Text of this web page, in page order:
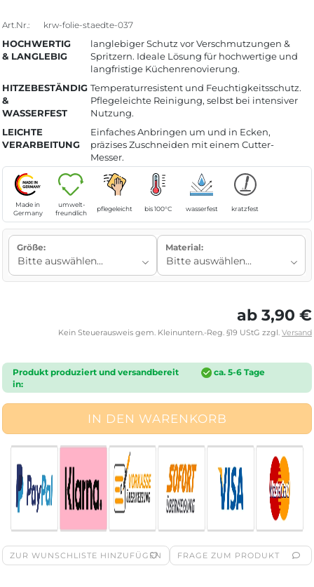
Art.Nr.: krw-folie-staedte-037
HOCHWERTIG
& LANGLEBIG
langlebiger Schutz vor Verschmutzungen &
Spritzern. Ideale Lösung für hochwertige und
langfristige Küchenrenovierung.
HITZEBESTÄNDIG
&
WASSERFEST
Temperaturresistent und Feuchtigkeitsschutz.
Pflegeleichte Reinigung, selbst bei intensiver
Nutzung.
LEICHTE
VERARBEITUNG
Einfaches Anbringen um und in Ecken,
präzises Zuschneiden mit einem Cutter-
Messer.
Made in
Germany
umwelt-
freundlich
pflegeleicht bis 100°C wasserfest kratzfest
Größe: Material:
ab 3,90 €
Kein Steuerausweis gem. Kleinuntern.-Reg. §19 UStG zzgl. Versand
Produkt produziert und versandbereit
in:
ca. 5-6 Tage
ZUR WUNSCHLISTE HINZUFÜGEN FRAGE ZUM PRODUKT